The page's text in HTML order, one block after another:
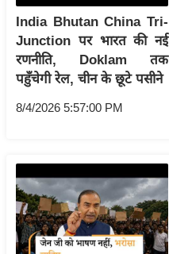
ट
ने
स
मं
श
न
शि
प
रा
India Bhutan China Tri-
Junction पर भारत की नई
रणनीति, Doklam तक
पहुँचेगी रेल, चीन के छूटे पसीने
8/4/2026 5:57:00 PM